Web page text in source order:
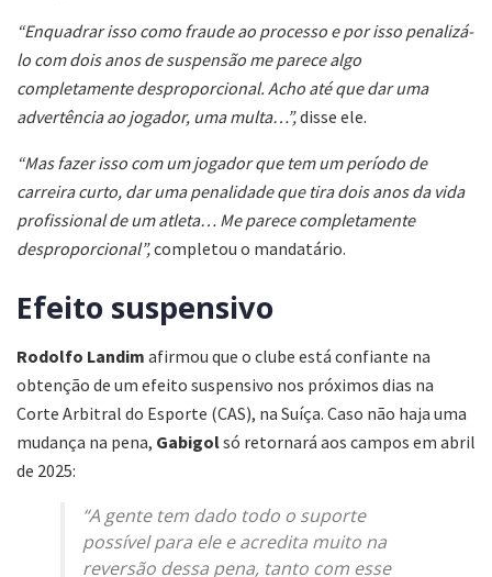
“Enquadrar isso como fraude ao processo e por isso penalizá-
lo com dois anos de suspensão me parece algo
completamente desproporcional. Acho até que dar uma
advertência ao jogador, uma multa…”,disse ele.
“Mas fazer isso com um jogador que tem um período de
carreira curto, dar uma penalidade que tira dois anos da vida
profissional de um atleta… Me parece completamente
desproporcional”,completou o mandatário.
Efeito suspensivo
Rodolfo Landim afirmou que o clube está confiante na
obtenção de um efeito suspensivo nos próximos dias na
Corte Arbitral do Esporte (CAS), na Suíça. Caso não haja uma
mudança na pena, Gabigolsó retornará aos campos em abril
de 2025:
“A gente tem dado todo o suporte
possível para ele e acredita muito na
reversão dessa pena, tanto com esse